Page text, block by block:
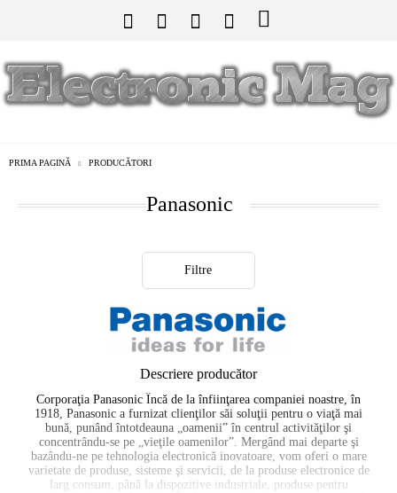
PRIMA PAGINĂ PRODUCĂTORI
Panasonic
Filtre
Descriere producător
Corporaţia Panasonic Încă de la înfiinţarea companiei noastre, în
1918, Panasonic a furnizat clienţilor săi soluţii pentru o viaţă mai
bună, punând întotdeauna „oamenii” în centrul activităţilor şi
concentrându-se pe „vieţile oamenilor”. Mergând mai departe şi
bazându-ne pe tehnologia electronică inovatoare, vom oferi o mare
varietate de produse, sisteme şi servicii, de la produse electronice de
larg consum, până la dispozitive industriale, produse pentru